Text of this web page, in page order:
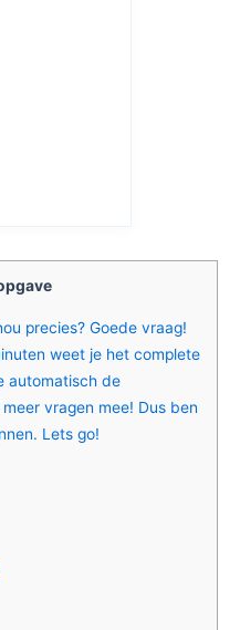
precies? Goede vraag!
weet je het complete
automatisch de
vragen mee! Dus ben
Lets go!